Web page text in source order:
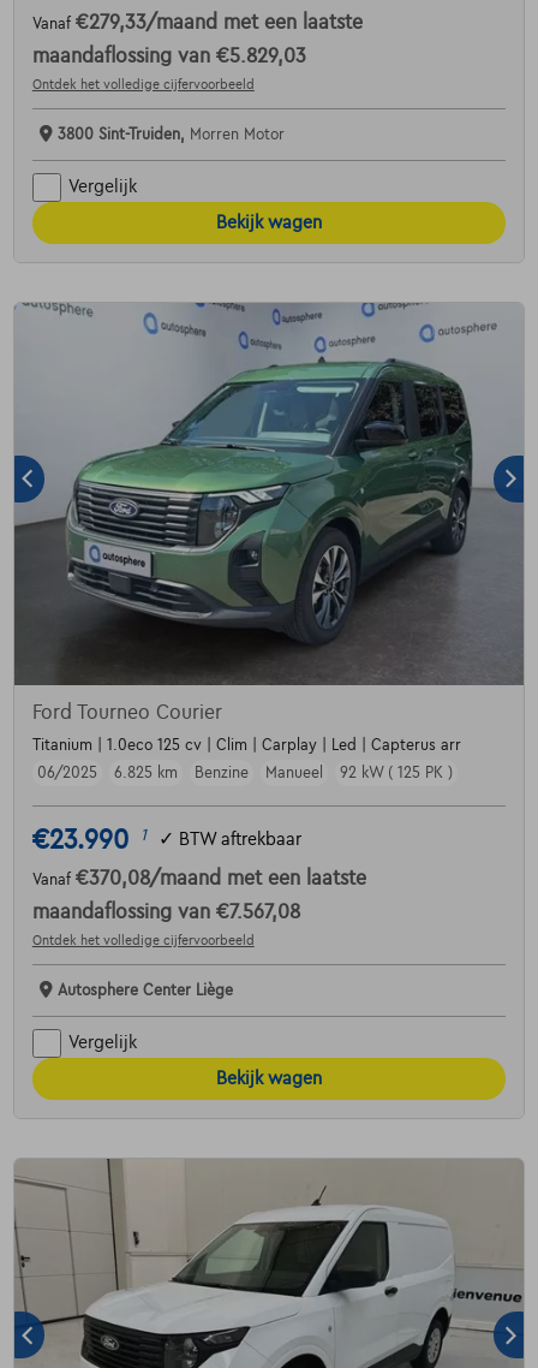
Vanaf €279,33/maand met een laatste
maandaflossing van €5.829,03
Ontdek het volledige cijfervoorbeeld
3800 Sint-Truiden, Morren Motor
Vergelijk
Bekijk wagen
Ford Tourneo Courier
Titanium | 1.0eco 125 cv | Clim | Carplay | Led | Capterus arr
06/2025
6.825 km Benzine Manueel 92 kW ( 125 PK )
€23.990 1 ✓ BTW aftrekbaar
Vanaf €370,08/maand met een laatste
maandaflossing van €7.567,08
Ontdek het volledige cijfervoorbeeld
Autosphere Center Liège
Vergelijk
Bekijk wagen